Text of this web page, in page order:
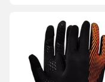
Odpre Modal za